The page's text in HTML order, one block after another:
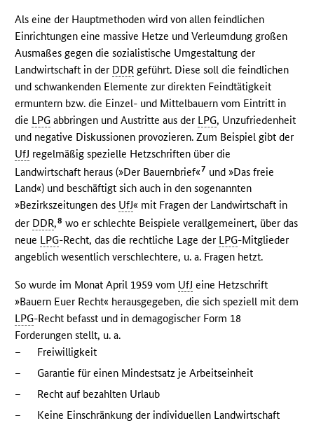
Als eine der Hauptmethoden wird von allen feindlichen
Einrichtungen eine massive Hetze und Verleumdung großen
Ausmaßes gegen die sozialistische Umgestaltung der
Landwirtschaft in der DDR geführt. Diese soll die feindlichen
und schwankenden Elemente zur direkten Feindtätigkeit
ermuntern bzw. die Einzel- und Mittelbauern vom Eintritt in
die LPG abbringen und Austritte aus der LPG, Unzufriedenheit
und negative Diskussionen provozieren. Zum Beispiel gibt der
UfJ regelmäßig spezielle Hetzschriften über die
Landwirtschaft heraus (»Der Bauernbrief«7 und »Das freie
Land«) und beschäftigt sich auch in den sogenannten
»Bezirkszeitungen des UfJ« mit Fragen der Landwirtschaft in
der DDR,8 wo er schlechte Beispiele verallgemeinert, über das
neue LPG-Recht, das die rechtliche Lage der LPG-Mitglieder
angeblich wesentlich verschlechtere, u. a. Fragen hetzt.
So wurde im Monat April 1959 vom UfJ eine Hetzschrift
»Bauern Euer Recht« herausgegeben, die sich speziell mit dem
LPG-Recht befasst und in demagogischer Form 18
Forderungen stellt, u. a.
–
Freiwilligkeit
–
Garantie für einen Mindestsatz je Arbeitseinheit
–
Recht auf bezahlten Urlaub
–
Keine Einschränkung der individuellen Landwirtschaft